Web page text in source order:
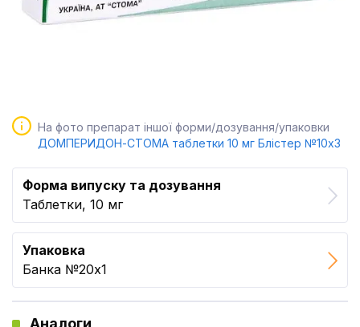
На фото препарат іншої форми/дозування/упаковки
ДОМПЕРИДОН-СТОМА таблетки 10 мг Блістер №10x3
Форма випуску та дозування
Таблетки, 10 мг
Упаковка
Банка №20x1
Аналоги